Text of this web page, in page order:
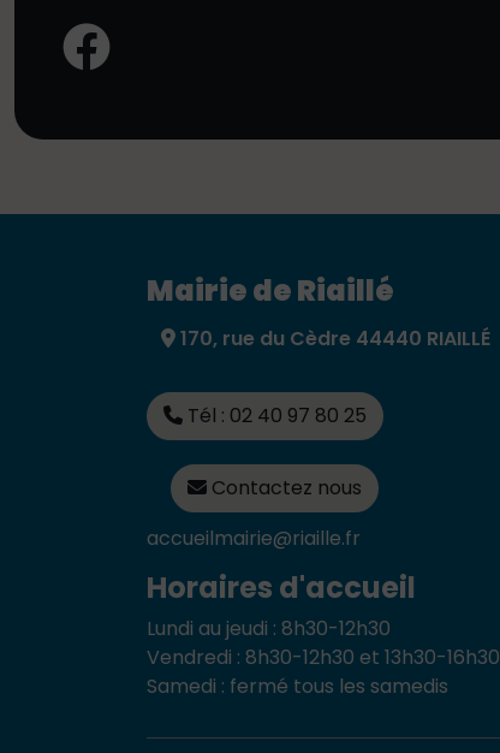
Facebook:
Mairie de Riaillé
170, rue du Cèdre 44440 RIAILLÉ
Tél : 02 40 97 80 25
Contactez nous
accueilmairie@riaille.fr
Horaires d'accueil
Lundi au jeudi : 8h30-12h30
Vendredi : 8h30-12h30 et 13h30-16h30
Samedi : fermé tous les samedis